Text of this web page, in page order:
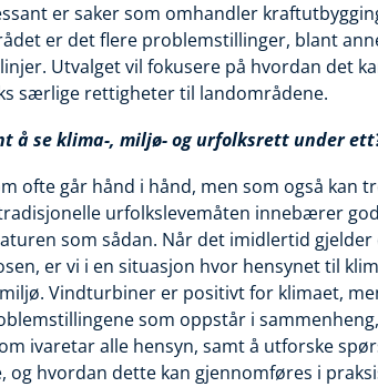
er saker som omhandler
er det flere problemstillinger, blant
Utvalget vil fokusere på hvordan det
særlige rettigheter til landområdene.
å se klima-, miljø- og urfolksrett under
ofte går hånd i hånd, men som også kan
urfolkslevemåten innebærer
som sådan. Når det imidlertid
er vi i en situasjon hvor hensynet til
Vindturbiner er positivt for klimaet,
som oppstår i
ivaretar alle hensyn, samt å utforske
og hvordan dette kan gjennomføres i